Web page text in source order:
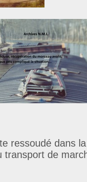
ressoudé dans
transport de